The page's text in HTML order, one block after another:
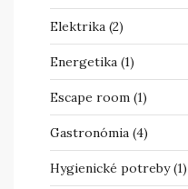
Elektrika (2)
Energetika (1)
Escape room (1)
Gastronómia (4)
Hygienické potreby(1)